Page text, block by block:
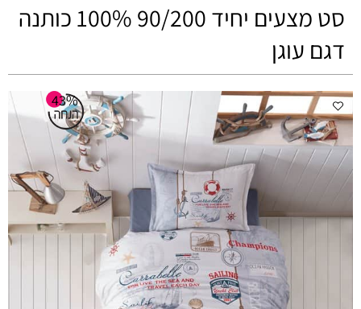
סט מצעים יחיד 90/200 100% כותנה
דגם עוגן
43%